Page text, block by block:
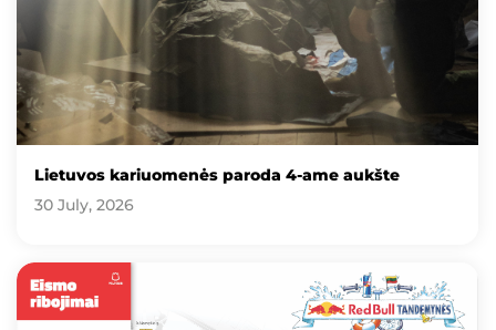
Lietuvos kariuomenės paroda 4-ame aukšte
30 July, 2026